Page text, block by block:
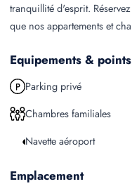
tranquillité d'esprit.
que nos appartements et
Equipements &
Parking privé
Chambres familiales
Navette aéroport
Emplacement